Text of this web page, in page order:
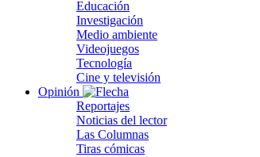
Educación
Investigación
Medio ambiente
Videojuegos
Tecnología
Cine y televisión
Opinión
Reportajes
Noticias del lector
Las Columnas
Tiras cómicas